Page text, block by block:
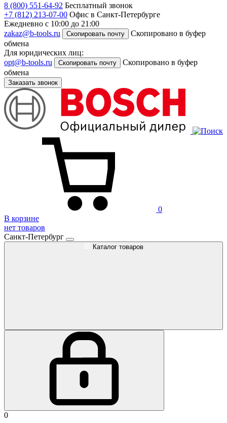
8 (800) 551-64-92 Бесплатный звонок
+7 (812) 213-07-00 Офис в Санкт-Петербурге
Ежедневно с 10:00 до 21:00
zakaz@b-tools.ru
Скопировать почту
Скопировано в буфер
обмена
Для юридических лиц:
opt@b-tools.ru
Скопировать почту
Скопировано в буфер
обмена
Заказать звонок
0
В корзине
нет товаров
Санкт-Петербург
Каталог товаров
0